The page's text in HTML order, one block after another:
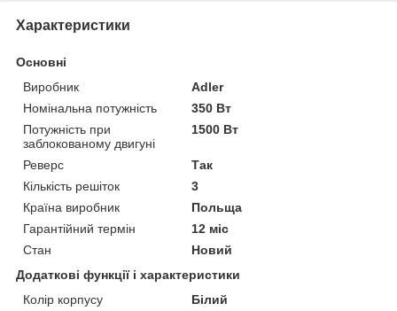
Характеристики
Основні
Виробник
Adler
Номінальна потужність
350 Вт
Потужність при
заблокованому двигуні
1500 Вт
Реверс
Так
Кількість решіток
3
Країна виробник
Польща
Гарантійний термін
12 міс
Стан
Новий
Додаткові функції і характеристики
Колір корпусу
Білий